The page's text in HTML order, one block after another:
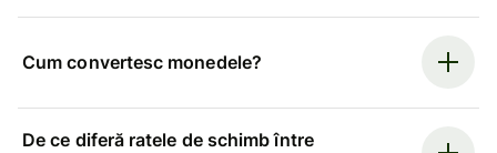
Cum convertesc monedele?
De ce diferă ratele de schimb între